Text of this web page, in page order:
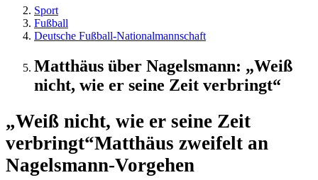
Sport
Fußball
Deutsche Fußball-Nationalmannschaft
Matthäus über Nagelsmann: „Weiß
nicht, wie er seine Zeit verbringt“
„Weiß nicht, wie er seine Zeit
verbringt“Matthäus zweifelt an
Nagelsmann-Vorgehen